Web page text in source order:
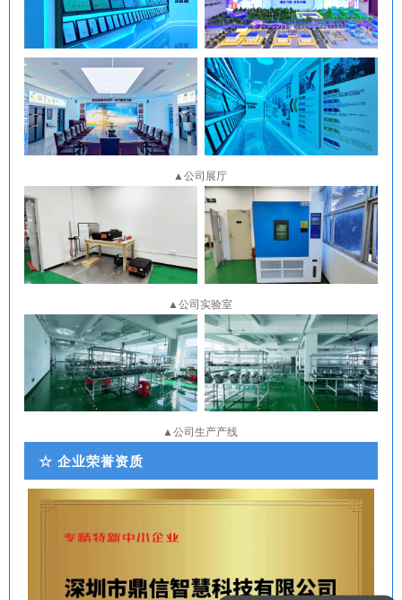
▲公司展厅
▲公司实验室
▲公司生产产线
☆ 企业荣誉资质